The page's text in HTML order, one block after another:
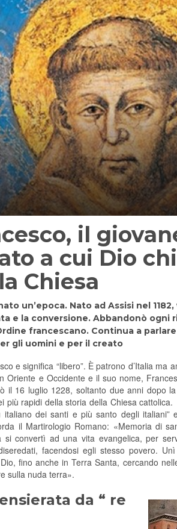
il
a cui Dio
Chiesa
un’epoca. Nato ad Assisi nel
e la conversione. Abbandonò ogni
francescano. Continua a
gli uomini e per il creato
e significa “libero”. È patrono d’Italia
Oriente e Occidente e il suo nome,
il 16 luglio 1228, soltanto due anni dopo
più rapidi della storia della Chiesa
dei santi e più santo degli
il Martirologio Romano: «Memoria di
si convertì ad una vita evangelica, per
facendosi egli stesso povero.
fino anche in Terra Santa, cercando
sulla nuda terra».
da “ re